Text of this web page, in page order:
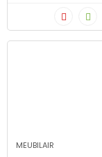
MEUBILAIR